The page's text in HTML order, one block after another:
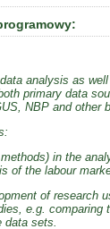
analysis as
primary data
NBP and other
in the
of the labour
of research
e.g.
data sets.